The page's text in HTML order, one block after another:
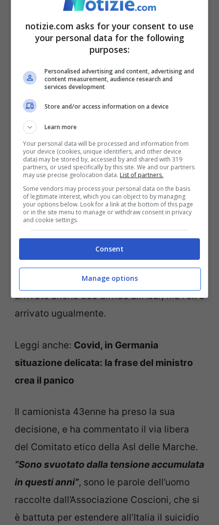
Le parole dell’uomo che ha scelto di dire basta (Getty
Images)
Sono serviti 14 mesi di lungo lavoro.Di
analisi per verificare se ci siano o meno le
condizioni per il via libera. Più di un anno,
in cuiuna squadra di medici ha lavorato
sulle 4 condizioni involabili stabilite dalla
Corte Costituzionale.
Sono l’irreversibilità
della malattia, l’insostenibilità del dolore e
la chiara volontà del paziente. Sono
arrivate anche due diffide all’Asur, ma l’ok è
arrivato ugualmente.
Leggi anche: Covid, in Germania
situazione delicata: la frase del ministro
crea il panico
Il camionista 43enne ha preso la sua
decisione, e ha commentato il via libera
del Comitato etico della Asl delle Marche.
“Sono svuotato dalla tensione accumulata
in questi anni”, sono le parole dell’uomo
raccolte dall’Associazione Coscioni, che si
è battuta per estendere all’Italia il suicidio
notizie.com asks for your consent to use
your personal data for the following
purposes:
Personalised advertising and content, advertising and
content measurement, audience research and
services development
Store and/or access information on a device
Learn more
Your personal data will be processed and information from
your device (cookies, unique identifiers, and other device
data) may be stored by, accessed by and shared with 319
partners, or used specifically by this site. We and our partners
may use precise geolocation data. List of partners.
Some vendors may process your personal data on the basis
of legitimate interest, which you can object to by managing
your options below. Look for a link at the bottom of this page
or in the site menu to manage or withdraw consent in privacy
and cookie settings.
Consent
Manage options